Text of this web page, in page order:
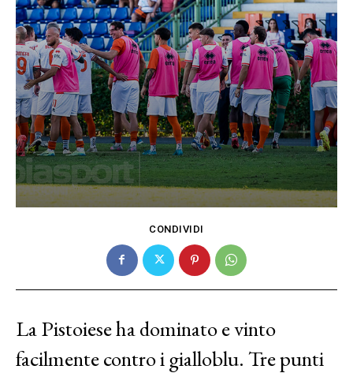
CONDIVIDI
La Pistoiese ha dominato e vinto
facilmente contro i gialloblu. Tre punti